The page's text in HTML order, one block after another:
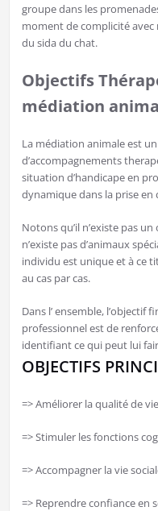
groupe dans les
moment de complicité avec
du sida du chat.
Objectifs
médiation
La médiation animale est
d’accompagnements
situation d’handicape en
dynamique dans la prise en
Notons qu’il n’existe pas
n’existe pas d’animaux
individu est unique et à ce
au cas par cas.
Dans l’ ensemble, l’objectif
professionnel est de
identifiant ce qui peut lui
OBJECTIFS
=> Améliorer la qualité de vie
=> Stimuler les fonctions
=> Accompagner la vie
=> Reprendre confiance en